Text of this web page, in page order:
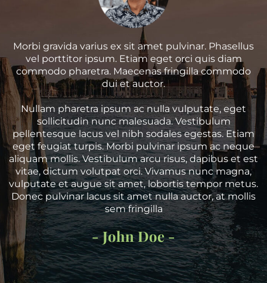
Morbi gravida varius ex sit amet pulvinar. Phasellus
vel porttitor ipsum. Etiam eget orci quis diam
commodo pharetra. Maecenas fringilla commodo
dui et auctor.
Nullam pharetra ipsum ac nulla vulputate, eget
sollicitudin nunc malesuada. Vestibulum
pellentesque lacus vel nibh sodales egestas. Etiam
eget feugiat turpis. Morbi pulvinar ipsum ac neque
aliquam mollis. Vestibulum arcu risus, dapibus et est
vitae, dictum volutpat orci. Vivamus nunc magna,
vulputate et augue sit amet, lobortis tempor metus.
Donec pulvinar lacus sit amet nulla auctor, at mollis
sem fringilla
- John Doe -